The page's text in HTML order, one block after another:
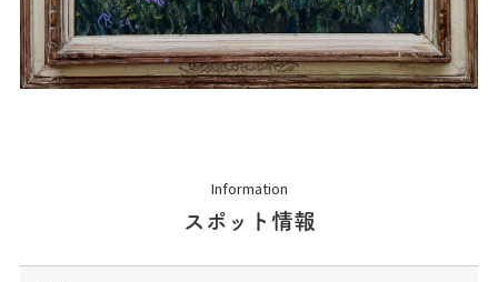
Information
スポット情報